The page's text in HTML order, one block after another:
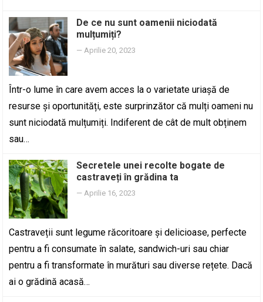
De ce nu sunt oamenii niciodată
mulțumiți?
—Aprilie 20, 2023
Într-o lume în care avem acces la o varietate uriașă de
resurse și oportunități, este surprinzător că mulți oameni nu
sunt niciodată mulțumiți. Indiferent de cât de mult obținem
sau…
Secretele unei recolte bogate de
castraveți în grădina ta
—Aprilie 16, 2023
Castraveții sunt legume răcoritoare și delicioase, perfecte
pentru a fi consumate în salate, sandwich-uri sau chiar
pentru a fi transformate în murături sau diverse rețete. Dacă
ai o grădină acasă…